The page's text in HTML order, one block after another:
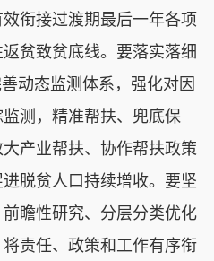
衔接过渡期最后一年各项
贫致贫底线。要落实落细
动态监测体系，强化对因
测，精准帮扶、兜底保
产业帮扶、协作帮扶政策
脱贫人口持续增收。要坚
瞻性研究、分层分类优化
责任、政策和工作有序衔